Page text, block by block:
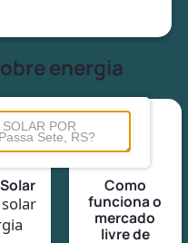
energia
Como
funciona o
mercado
livre de